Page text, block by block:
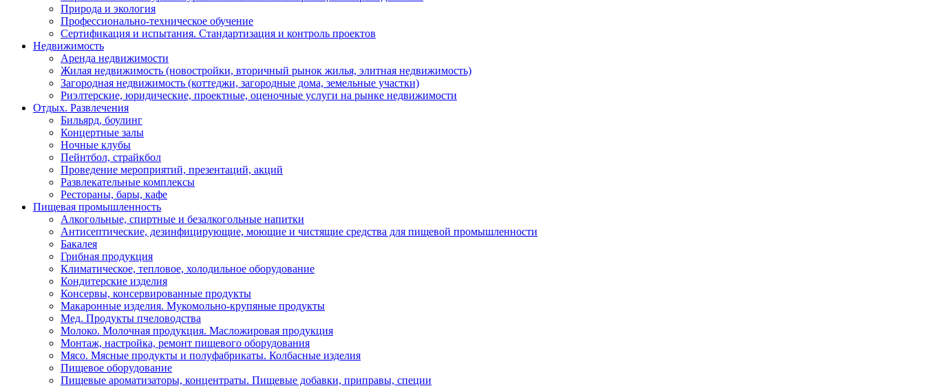
Природа и экология
Профессионально-техническое обучение
Сертификация и испытания. Стандартизация и контроль проектов
Недвижимость
Аренда недвижимости
Жилая недвижимость (новостройки, вторичный рынок жилья, элитная недвижимость)
Загородная недвижимость (коттеджи, загородные дома, земельные участки)
Риэлтерские, юридические, проектные, оценочные услуги на рынке недвижимости
Отдых. Развлечения
Бильярд, боулинг
Концертные залы
Ночные клубы
Пейнтбол, страйкбол
Проведение мероприятий, презентаций, акций
Развлекательные комплексы
Рестораны, бары, кафе
Пищевая промышленность
Алкогольные, спиртные и безалкогольные напитки
Антисептические, дезинфицирующие, моющие и чистящие средства для пищевой промышленности
Бакалея
Грибная продукция
Климатическое, тепловое, холодильное оборудование
Кондитерские изделия
Консервы, консервированные продукты
Макаронные изделия. Мукомольно-крупяные продукты
Мед. Продукты пчеловодства
Молоко. Молочная продукция. Масложировая продукция
Монтаж, настройка, ремонт пищевого оборудования
Мясо. Мясные продукты и полуфабрикаты. Колбасные изделия
Пищевое оборудование
Пищевые ароматизаторы, концентраты. Пищевые добавки, приправы, специи